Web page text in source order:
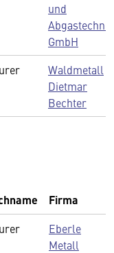
und
Abgastechnik
GmbH
Waldmetall
Dietmar
Bechter
Firma
Eberle
Metall